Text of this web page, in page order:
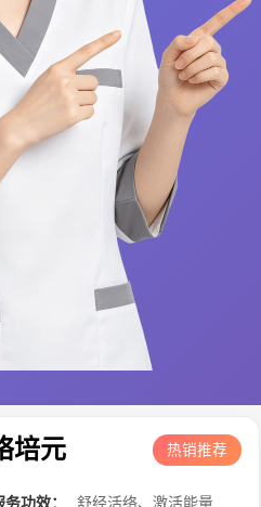
培元 热销推荐
务功效：
舒经活络、激活能量